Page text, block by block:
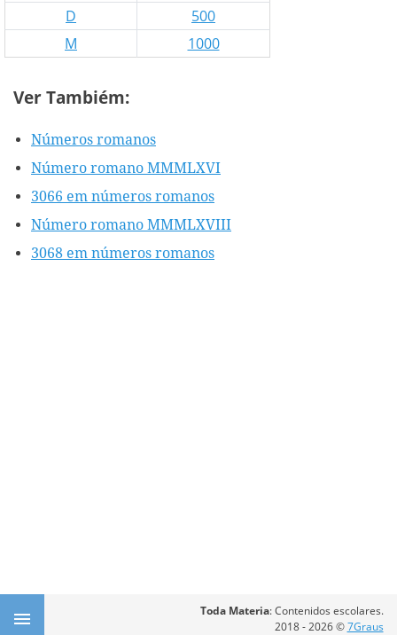
D
500
M
1000
Ver Tambiém:
Números romanos
Número romano MMMLXVI
3066 em números romanos
Número romano MMMLXVIII
3068 em números romanos
Toda Materia: Contenidos escolares.
2018 - 2026 ©7Graus